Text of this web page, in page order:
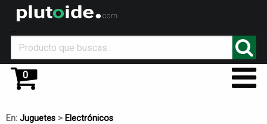
0
En: Juguetes > Electrónicos